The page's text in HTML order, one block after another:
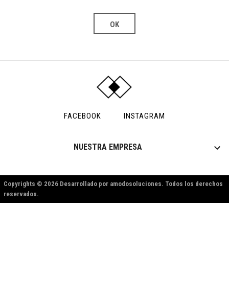
FACEBOOK INSTAGRAM
NUESTRA EMPRESA 
Copyrights © 2026 Desarrollado por amodosoluciones. Todos los derechos
reservados.